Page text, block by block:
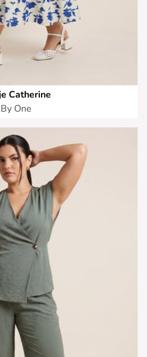
Catherine
By One